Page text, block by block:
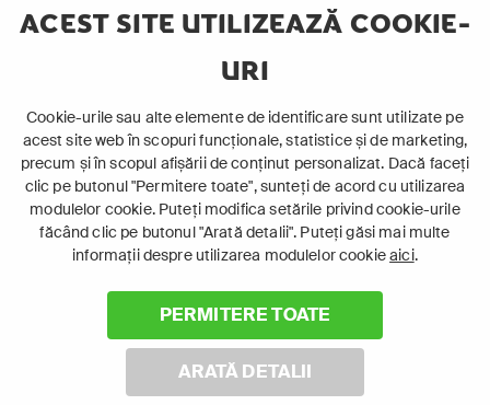
ACEST SITE UTILIZEAZĂ COOKIE-
URI
Cookie-urile sau alte elemente de identificare sunt utilizate pe
acest site web în scopuri funcționale, statistice și de marketing,
precum și în scopul afișării de conținut personalizat. Dacă faceți
clic pe butonul "Permitere toate", sunteți de acord cu utilizarea
modulelor cookie. Puteți modifica setările privind cookie-urile
făcând clic pe butonul "Arată detalii". Puteți găsi mai multe
informații despre utilizarea modulelor cookieaici.
PERMITERE TOATE
ARATĂ DETALII
ABONEAZĂ-TE ACUM
Cerințe de sistem
2026 Canal+ Luxembourg S. à r.l. - Toate drepturile rezervate
Focus Sat este o marcă înregistrată aparținând Canal+
Luxembourg S. à r.l.
Rue Albert Borschette 4, L-1246 Luxemburg | R.C.S. Luxemburg: